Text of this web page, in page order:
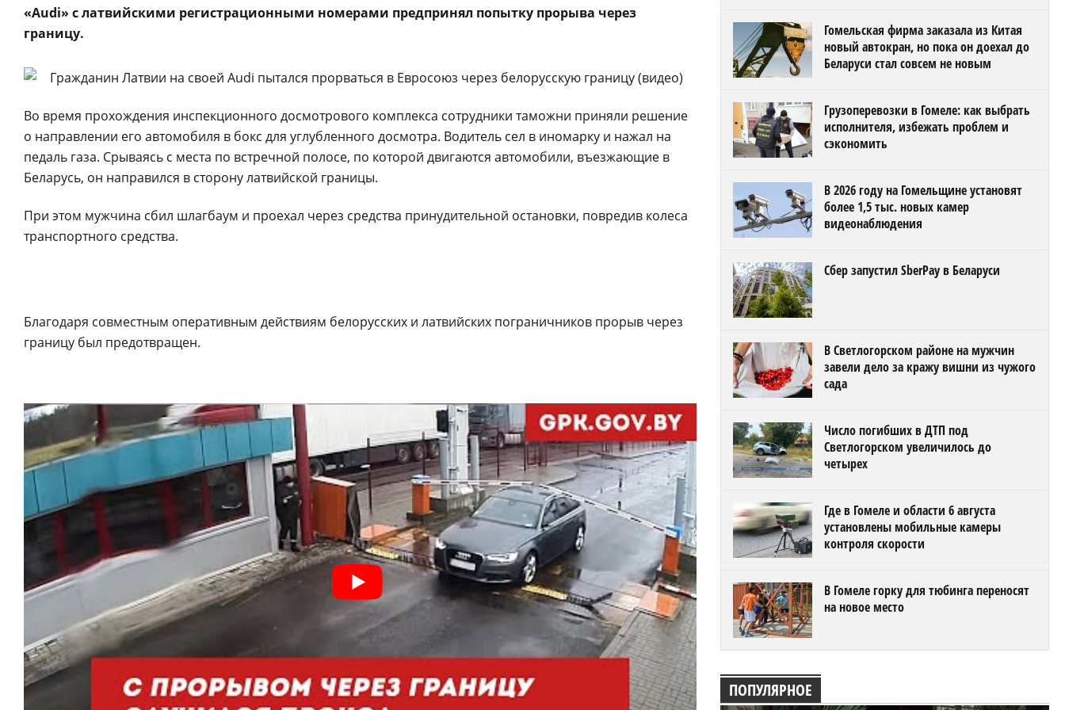
«Audi» с латвийскими регистрационными номерами предпринял попытку прорыва через
границу.
Во время прохождения инспекционного досмотрового комплекса сотрудники таможни приняли решение
о направлении его автомобиля в бокс для углубленного досмотра. Водитель сел в иномарку и нажал на
педаль газа. Срываясь с места по встречной полосе, по которой двигаются автомобили, въезжающие в
Беларусь, он направился в сторону латвийской границы.
При этом мужчина сбил шлагбаум и проехал через средства принудительной остановки, повредив колеса
транспортного средства.
Благодаря совместным оперативным действиям белорусских и латвийских пограничников прорыв через
границу был предотвращен.
Гомельская фирма заказала из Китая
новый автокран, но пока он доехал до
Беларуси стал совсем не новым
Грузоперевозки в Гомеле: как выбрать
исполнителя, избежать проблем и
сэкономить
В 2026 году на Гомельщине установят
более 1,5 тыс. новых камер
видеонаблюдения
Сбер запустил SberPay в Беларуси
В Светлогорском районе на мужчин
завели дело за кражу вишни из чужого
сада
Число погибших в ДТП под
Светлогорском увеличилось до
четырех
Где в Гомеле и области 6 августа
установлены мобильные камеры
контроля скорости
В Гомеле горку для тюбинга переносят
на новое место
ПОПУЛЯРНОЕ